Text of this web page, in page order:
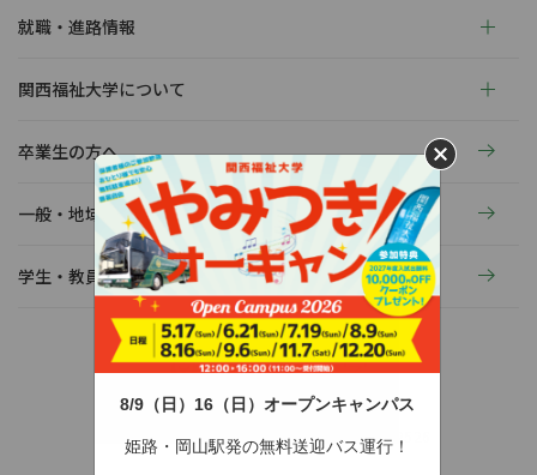
8/9（日）16（日）オープンキャンパス
姫路・岡山駅発の無料送迎バス運行！
就職・進路情報
関西福祉大学について
卒業生の方へ
一般・地域の方へ
学生・教員の活動
〒678-0255 兵庫県赤穂市新田380-3
TEL：0791-46-2525（代）FAX：0791-46-2526